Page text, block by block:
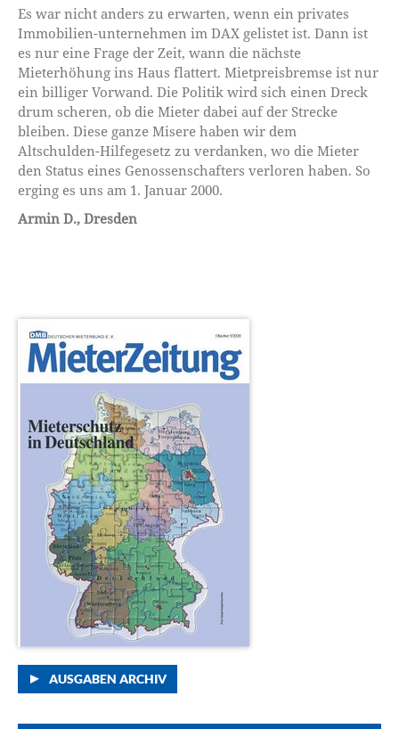
Es war nicht anders zu erwarten, wenn ein privates
Immobilien-unternehmen im DAX gelistet ist. Dann ist
es nur eine Frage der Zeit, wann die nächste
Mieterhöhung ins Haus flattert. Mietpreisbremse ist nur
ein billiger Vorwand. Die Politik wird sich einen Dreck
drum scheren, ob die Mieter dabei auf der Strecke
bleiben. Diese ganze Misere haben wir dem
Altschulden-Hilfegesetz zu verdanken, wo die Mieter
den Status eines Genossenschafters verloren haben. So
erging es uns am 1. Januar 2000.
Armin D., Dresden
AUSGABEN ARCHIV